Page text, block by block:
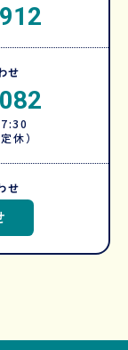
せ
休）
せ